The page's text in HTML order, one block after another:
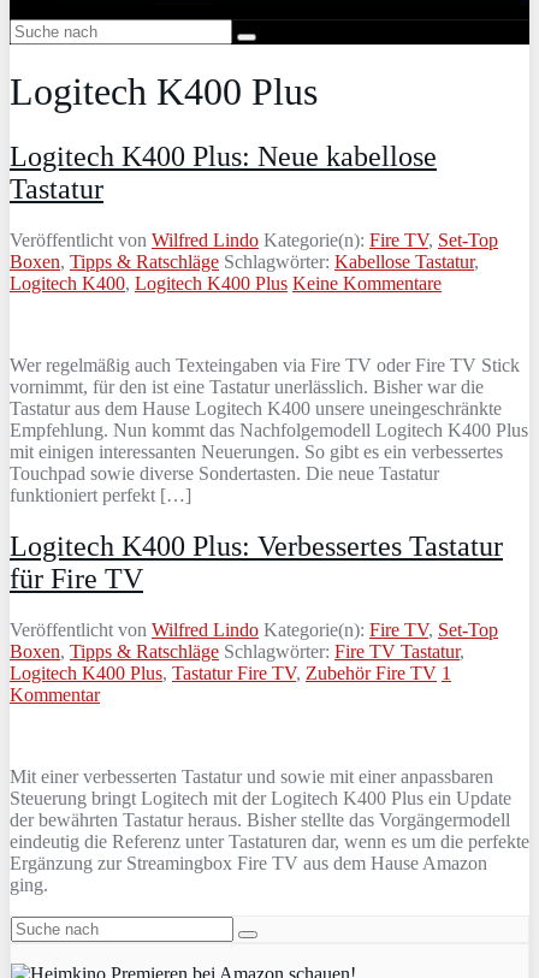
Logitech K400 Plus
Logitech K400 Plus: Neue kabellose
Tastatur
Veröffentlicht von Wilfred Lindo Kategorie(n): Fire TV, Set-Top
Boxen, Tipps & Ratschläge Schlagwörter: Kabellose Tastatur,
Logitech K400, Logitech K400 Plus Keine Kommentare
Wer regelmäßig auch Texteingaben via Fire TV oder Fire TV Stick
vornimmt, für den ist eine Tastatur unerlässlich. Bisher war die
Tastatur aus dem Hause Logitech K400 unsere uneingeschränkte
Empfehlung. Nun kommt das Nachfolgemodell Logitech K400 Plus
mit einigen interessanten Neuerungen. So gibt es ein verbessertes
Touchpad sowie diverse Sondertasten. Die neue Tastatur
funktioniert perfekt […]
Logitech K400 Plus: Verbessertes Tastatur
für Fire TV
Veröffentlicht von Wilfred Lindo Kategorie(n): Fire TV, Set-Top
Boxen, Tipps & Ratschläge Schlagwörter: Fire TV Tastatur,
Logitech K400 Plus, Tastatur Fire TV, Zubehör Fire TV 1
Kommentar
Mit einer verbesserten Tastatur und sowie mit einer anpassbaren
Steuerung bringt Logitech mit der Logitech K400 Plus ein Update
der bewährten Tastatur heraus. Bisher stellte das Vorgängermodell
eindeutig die Referenz unter Tastaturen dar, wenn es um die perfekte
Ergänzung zur Streamingbox Fire TV aus dem Hause Amazon
ging.